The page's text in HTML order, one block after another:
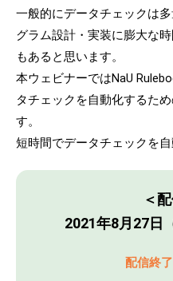
一般的にデータチェックは
グラム設計・実装に膨大な
もあると思います。
本ウェビナーではNaU
タチェックを自動化するた
す。
短時間でデータチェックを
＜
2021年8月27日
配信終了